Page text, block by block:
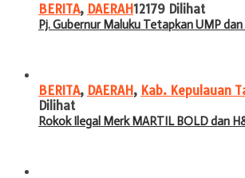
BERITA, DAERAH12179 Dilihat
Pj. Gubernur Maluku Tetapkan UMP
BERITA, DAERAH, Kab. Kepulauan
Dilihat
Rokok Ilegal Merk MARTIL BOLD dan